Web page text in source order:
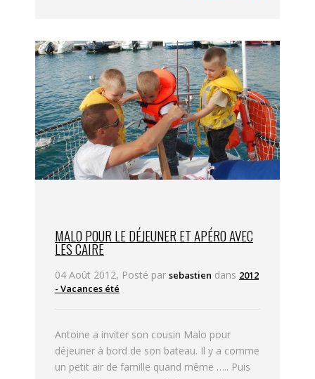
MALO POUR LE DÉJEUNER ET APÉRO AVEC
LES CAIRE
04 Août 2012, Posté par sebastien dans 2012
- Vacances été
Antoine a inviter son cousin Malo pour
déjeuner à bord de son bateau. Il y a comme
un petit air de famille quand même ….. Puis